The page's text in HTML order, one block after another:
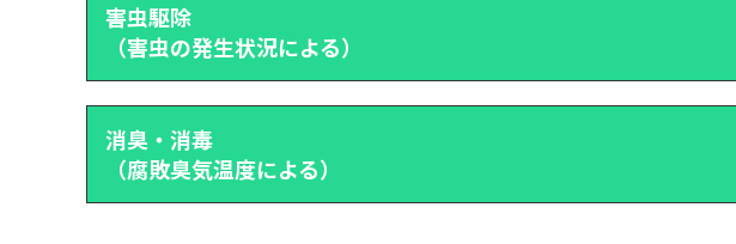
害虫駆除
（害虫の発生状況による）
消臭・消毒
（腐敗臭気温度による）